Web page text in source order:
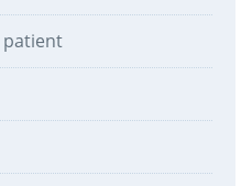
patient